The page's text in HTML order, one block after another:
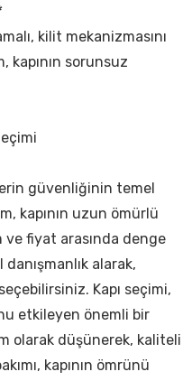
kilit mekanizmasını
kapının sorunsuz
güvenliğinin temel
kapının uzun ömürlü
ve fiyat arasında denge
alarak,
Kapı seçimi,
etkileyen önemli bir
olarak düşünerek, kaliteli
kapının ömrünü